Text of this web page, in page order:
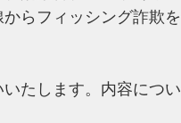
らフィッシング詐欺を
たします。内容につい